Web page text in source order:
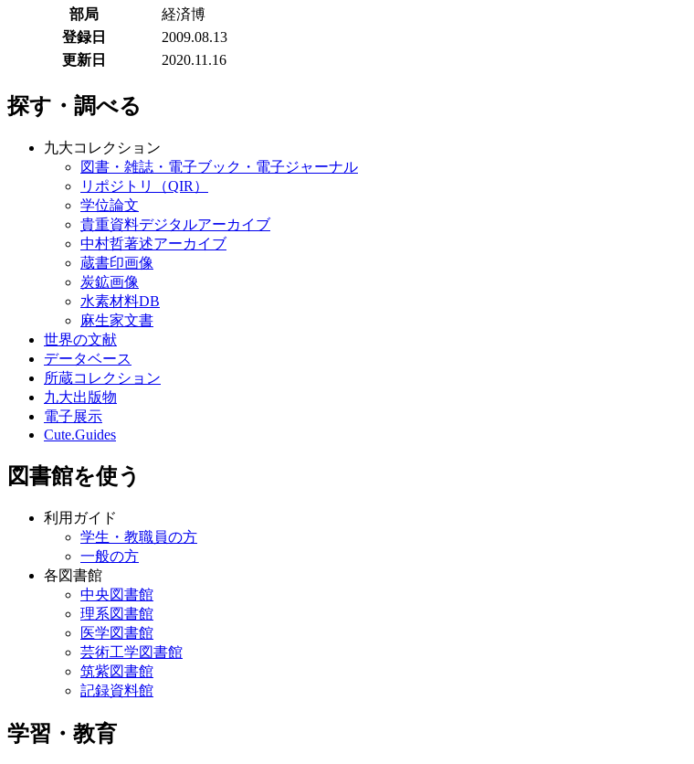
部局
経済博
登録日
2009.08.13
更新日
2020.11.16
探す・調べる
九大コレクション
図書・雑誌・電子ブック・電子ジャーナル
リポジトリ（QIR）
学位論文
貴重資料デジタルアーカイブ
中村哲著述アーカイブ
蔵書印画像
炭鉱画像
水素材料DB
麻生家文書
世界の文献
データベース
所蔵コレクション
九大出版物
電子展示
Cute.Guides
図書館を使う
利用ガイド
学生・教職員の方
一般の方
各図書館
中央図書館
理系図書館
医学図書館
芸術工学図書館
筑紫図書館
記録資料館
学習・教育